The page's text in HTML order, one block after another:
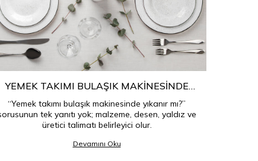
YEMEK TAKIMI BULAŞIK MAKINESINDE
YIKANIR MI?
“Yemek takımı bulaşık makinesinde yıkanır mı?”
tek yanıtı yok; malzeme, desen, yaldız ve
üretici talimatı belirleyici olur.
Devamını Oku